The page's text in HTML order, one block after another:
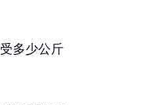
多少公斤